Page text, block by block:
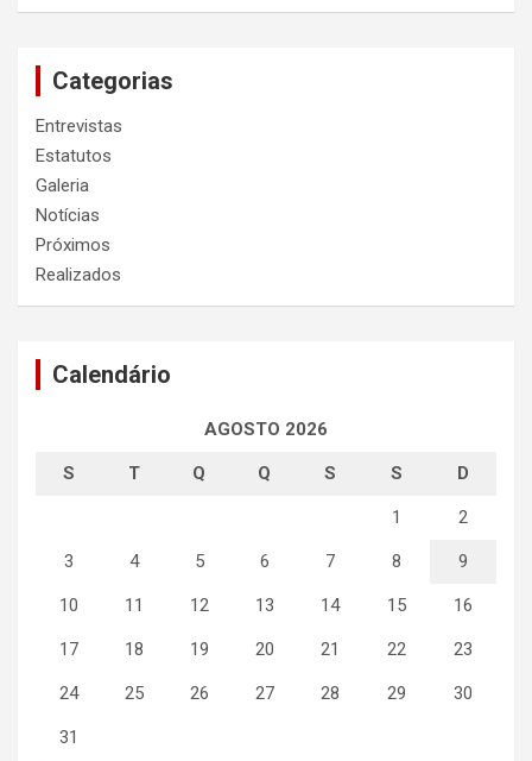
Categorias
Entrevistas
Estatutos
Galeria
Notícias
Próximos
Realizados
Calendário
AGOSTO 2026
S T Q Q S S D
1 2
3 4 5 6 7 8 9
10 11 12 13 14 15 16
17 18 19 20 21 22 23
24 25 26 27 28 29 30
31